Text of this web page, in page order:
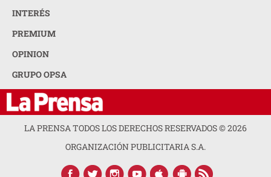
INTERÉS
PREMIUM
OPINION
GRUPO OPSA
LA PRENSA TODOS LOS DERECHOS RESERVADOS ©2026
ORGANIZACIÓN PUBLICITARIA S.A.